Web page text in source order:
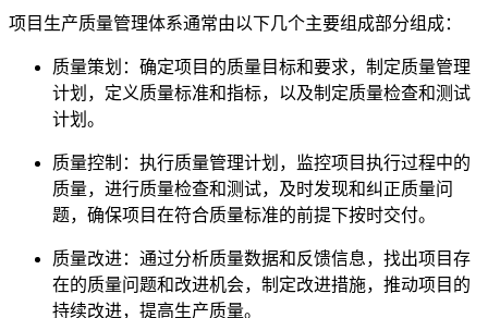
项目生产质量管理体系通常由以下几个主要组成部分组成：
质量策划：确定项目的质量目标和要求，制定质量管理
计划，定义质量标准和指标，以及制定质量检查和测试
计划。
质量控制：执行质量管理计划，监控项目执行过程中的
质量，进行质量检查和测试，及时发现和纠正质量问
题，确保项目在符合质量标准的前提下按时交付。
质量改进：通过分析质量数据和反馈信息，找出项目存
在的质量问题和改进机会，制定改进措施，推动项目的
持续改进，提高生产质量。